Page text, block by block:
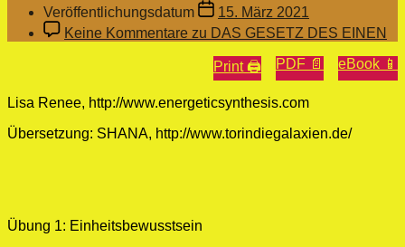
Veröffentlichungsdatum
15. März 2021
Keine Kommentare zu DAS GESETZ DES EINEN
Print 🖨 PDF 📄 eBook 📱
Lisa Renee, http://www.energeticsynthesis.com
Übersetzung: SHANA, http://www.torindiegalaxien.de/
Übung 1: Einheitsbewusstsein